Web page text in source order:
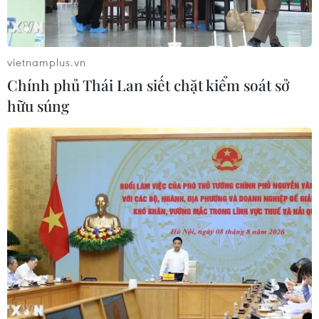
Mexico triển khai hàng nghìn binh sỹ
bảo vệ các vùng trồng bơ trọng điểm
07/08/2026 00:09
Mỹ: Lãi suất thế chấp tăng lên mức
cao nhất kể từ tháng Bảy năm ngoái
07/08/2026 00:05
Mỹ siết chặt quyền công dân theo nơi
sinh, mở rộng chống “du lịch sinh
con”
06/08/2026 22:59
vietnamplus.vn
Chính phủ Thái Lan siết chặt kiểm soát sở
hữu súng